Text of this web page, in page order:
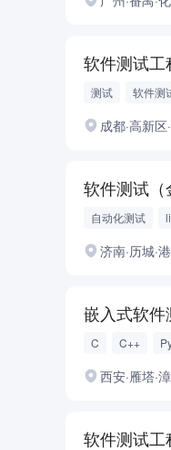
软件测试工
测试 软件测
成都·高新区
软件测试（
自动化测试
济南·历城·
嵌入式软
C C++
西安·雁塔·
软件测试工